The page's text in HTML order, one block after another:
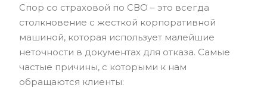
Спор со страховой по СВО – это всегда
столкновение с жесткой корпоративной
машиной, которая использует малейшие
неточности в документах для отказа. Самые
частые причины, с которыми к нам
обращаются клиенты: